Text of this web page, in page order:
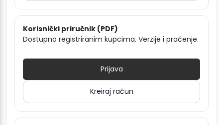
Korisnički priručnik (PDF)
Dostupno registriranim kupcima. Verzije i praćenje.
Prijava
Kreiraj račun